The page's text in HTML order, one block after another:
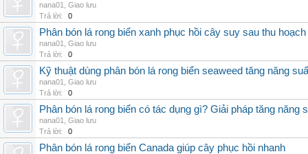
nana01
Giao lưu
Trả lời:
0
Phân bón lá rong biển xanh phục hồi cây suy sau thu hoạch
nana01
Giao lưu
Trả lời:
0
Kỹ thuật dùng phân bón lá rong biển seaweed tăng năng
nana01
Giao lưu
Trả lời:
0
Phân bón lá rong biển có tác dụng gì? Giải pháp tăng năng
nana01
Giao lưu
Trả lời:
0
Phân bón lá rong biển Canada giúp cây phục hồi nhanh